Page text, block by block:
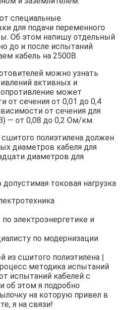
специальные
для подачи переменного
Об этом напишу отдельный
до и после испытаний
кабель на 2500В.
можно узнать
активных и
может
от сечения от 0,01 до 0,4
от сечения для
— от 0,08 до 0,2 Ом/км.
сшитого полиэтилена должен
диаметров кабеля для
диаметров для
по электроэнергетике и
по модернизации
сшитого полиэтилена |
методика испытаний
испытаний кабелей с
об этом я подробно
на которую привел в
я на связи!